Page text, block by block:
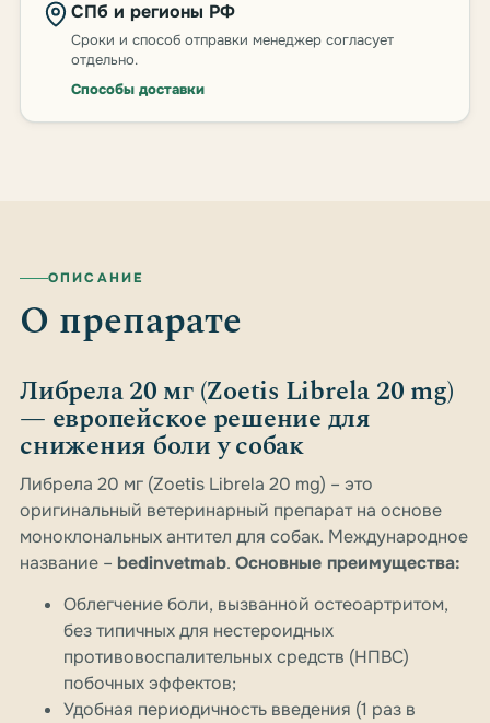
СПб и регионы РФ
Сроки и способ отправки менеджер согласует
отдельно.
Способы доставки
ОПИСАНИЕ
О препарате
Либрела 20 мг (Zoetis Librela 20 mg)
— европейское решение для
снижения боли у собак
Либрела 20 мг (Zoetis Librela 20 mg) – это
оригинальный ветеринарный препарат на основе
моноклональных антител для собак. Международное
название – bedinvetmab. Основные преимущества:
Облегчение боли, вызванной остеоартритом,
без типичных для нестероидных
противовоспалительных средств (НПВС)
побочных эффектов;
Удобная периодичность введения (1 раз в